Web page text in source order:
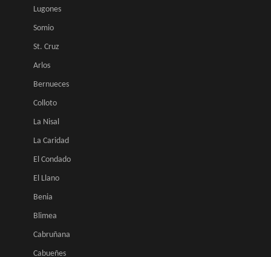
Lugones
Somio
St. Cruz
Arlos
Bernueces
Colloto
La Nisal
La Caridad
El Condado
El Llano
Benia
Blimea
Cabruñana
Cabueñes